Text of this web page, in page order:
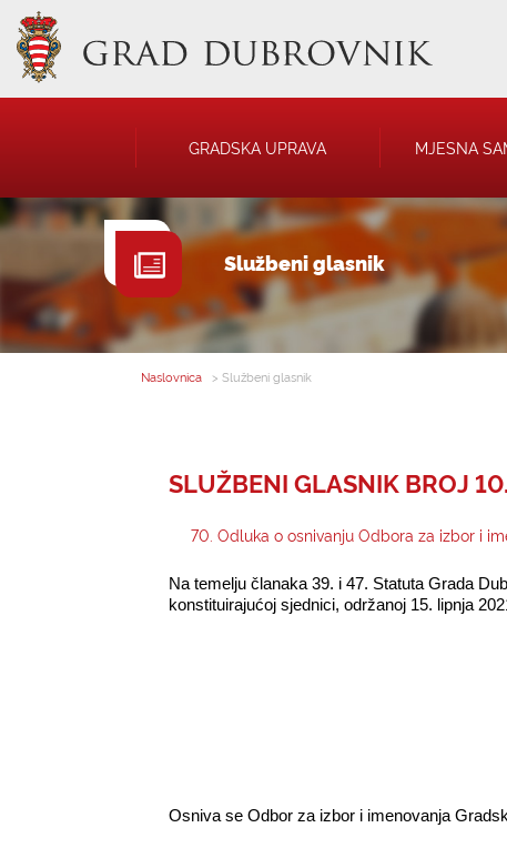
GRADSKA UPRAVA
GRADONAČELNIK
GRADSKO VIJEĆE
UPRAVNA TIJELA
SAVJET MLADIH
NATJEČAJI
JAVNA OBJAVA
USTANOVE
KOMUNALNA I
MJESNA
Službeni glasnik
Naslovnica > Službeni glasnik
SLUŽBENI GLASNIK BROJ
70. Odluka o osnivanju Odbora za izbor i
Na temelju članaka 39. i 47. Statuta Grada
konstituirajućoj sjednici, održanoj 15. lipnja
Osniva se Odbor za izbor i imenovanja